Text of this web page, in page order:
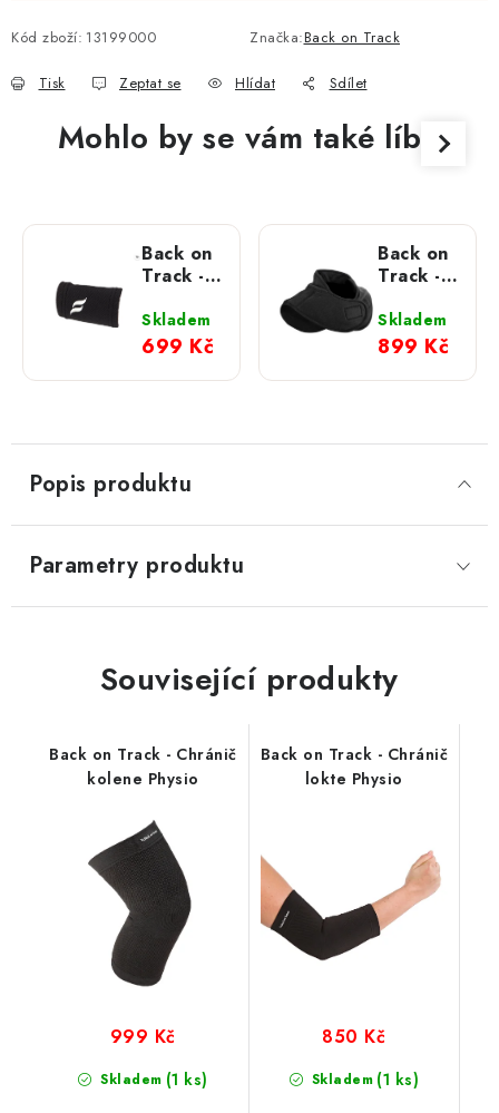
Kód zboží: 13199000 Značka:Back on Track
Tisk Zeptat se Hlídat Sdílet
Mohlo by se vám také líbit
Back on
Track -
zápěstí
Physio
Skladem
699 Kč
Back on
Track -
Velcro
Skladem
899 Kč
Popis produktu
Parametry produktu
Související produkty
Back on Track - Chránič
kolene Physio
Skladem (1 ks)
999 Kč
Back on Track - Chránič
lokte Physio
Skladem (1 ks)
850 Kč